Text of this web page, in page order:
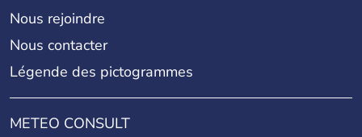
Nous rejoindre
Nous contacter
Légende des pictogrammes
METEO CONSULT